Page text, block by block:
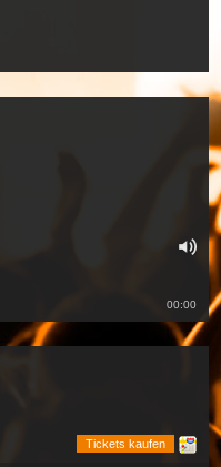
00:00
Tickets kaufen